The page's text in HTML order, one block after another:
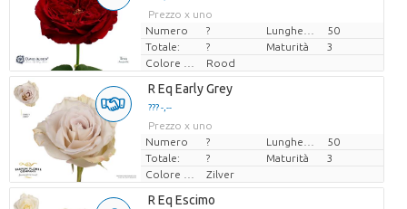
Prezzo x uno
Numero
?
50
Totale:
? Maturità
3
Rood
R Eq Early Grey
??? -,--
Prezzo x uno
Numero
?
50
Totale:
? Maturità
3
Zilver
R Eq Escimo